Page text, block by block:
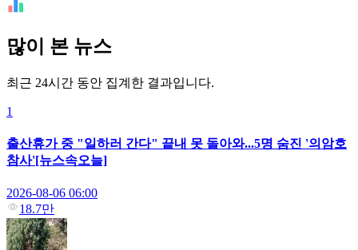
많이 본 뉴스
최근 24시간 동안 집계한 결과입니다.
1
출산휴가 중 "일하러 간다" 끝내 못 돌아와...5명 숨진 '의암호
참사'[뉴스속오늘]
2026-08-06 06:00
18.7만